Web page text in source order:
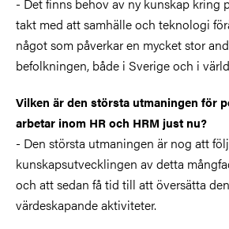
takt med att samhälle och teknologi
något som påverkar en mycket stor
befolkningen, både i Sverige och i
Vilken är den största utmaningen för
arbetar inom HR och HRM just nu?
- Den största utmaningen är nog att
kunskapsutvecklingen av detta
och att sedan få tid till att översätta
värdeskapande aktiviteter.